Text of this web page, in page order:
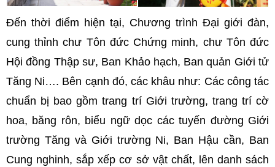
Đến thời điểm hiện tại, Chương trình Đại giới đàn,
cung thỉnh chư Tôn đức Chứng minh, chư Tôn đức
Hội đồng Thập sư, Ban Khảo hạch, Ban quản Giới tử
Tăng Ni…. Bên cạnh đó, các khâu như: Các công tác
chuẩn bị bao gồm trang trí Giới trường, trang trí cờ
hoa, băng rôn, biểu ngữ dọc các tuyến đường Giới
trường Tăng và Giới trường Ni, Ban Hậu cần, Ban
Cung nghinh,sắp xếp cơ sở vật chất, lên danh sách